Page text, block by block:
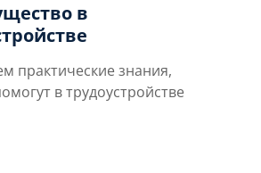
в
практические знания,
в трудоустройстве